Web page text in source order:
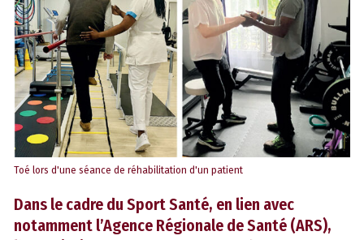
Toé lors d'une séance de réhabilitation d'un patient
Dans le cadre du Sport Santé, en lien avec
notamment l’Agence Régionale de Santé (ARS),